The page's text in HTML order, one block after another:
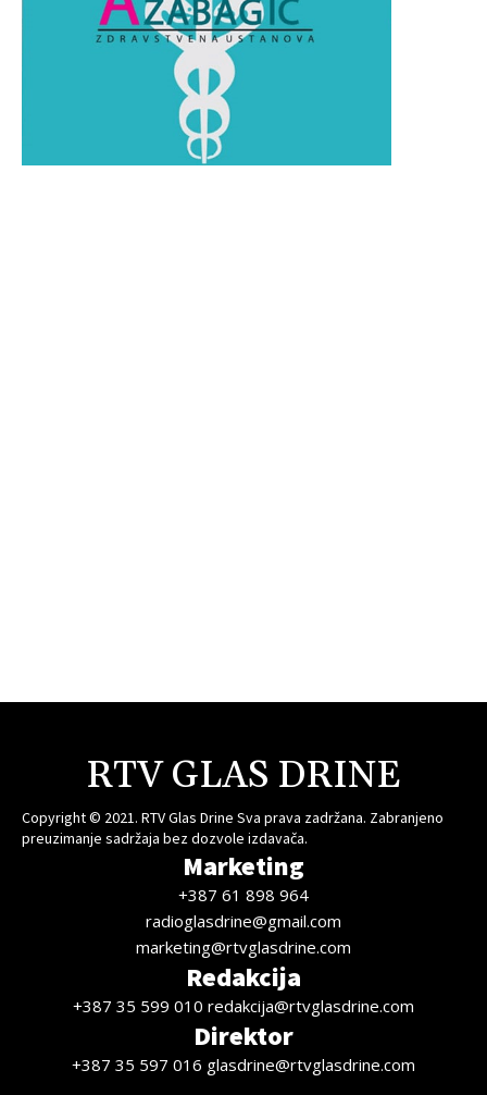
RTV GLAS DRINE
Copyright © 2021. RTV Glas Drine Sva prava zadržana. Zabranjeno
preuzimanje sadržaja bez dozvole izdavača.
Marketing
+387 61 898 964
radioglasdrine@gmail.com
marketing@rtvglasdrine.com
Redakcija
+387 35 599 010 redakcija@rtvglasdrine.com
Direktor
+387 35 597 016 glasdrine@rtvglasdrine.com